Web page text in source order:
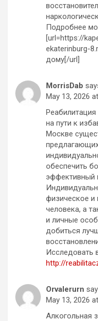
Подробнее
[url=https://
ekaterinburg-
дому[/url]
MorrisDab
May 13, 2026
на пути к
Москве
обеспечить
эффективный
физическое и
человека, а
и личные
добиться
Исследовать
http://
Orvalerurn
May 13, 2026
Алкогольная